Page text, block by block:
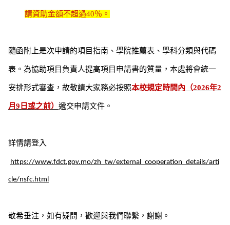
請資助金額不超過40％。
隨函附上是次申請的項目指南、學院推薦表、學科分類與代碼
表。為協助項目負責人提高項目申請書的質量，本處將會統一
安排形式審查，故敬請大家務必按照本校規定時間內（2026年2
月9 日或之前） 遞交申請文件。
詳情請登入
https://www.fdct.gov.mo/zh_tw/external_cooperation_details/arti
cle/nsfc.html
敬希垂注，如有疑問，歡迎與我們聯繫，謝謝。